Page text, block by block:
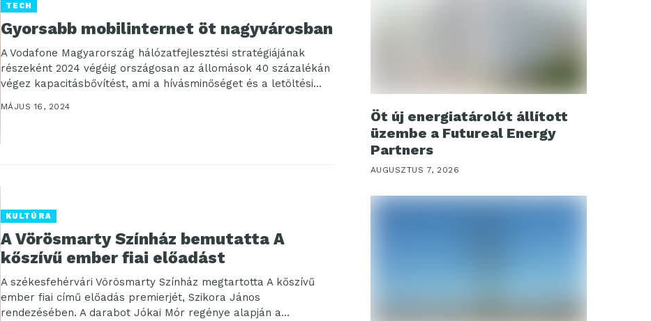
TECH
Gyorsabb mobilinternet öt nagyvárosban
A Vodafone Magyarország hálózatfejlesztési stratégiájának
részeként 2024 végéig országosan az állomások 40 százalékán
végez kapacitásbővítést, ami a hívásminőséget és a letöltési
MÁJUS 16, 2024
KULTÚRA
A Vörösmarty Színház bemutatta A
kőszívű ember fiai előadást
A székesfehérvári Vörösmarty Színház megtartotta A kőszívű
ember fiai című előadás premierjét, Szikora János
rendezésében. A darabot Jókai Mór regénye alapján a
Öt új energiatárolót állított
üzembe a Futureal Energy
Partners
AUGUSZTUS 7, 2026